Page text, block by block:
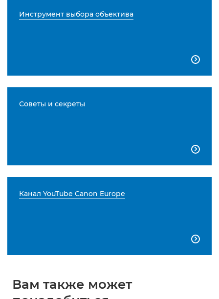
Инструмент выбора объектива

Советы и секреты

Канал YouTube Canon Europe

Вам также может